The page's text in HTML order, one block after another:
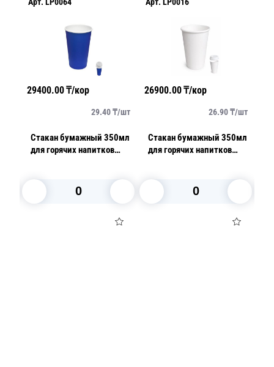
29400.00₸/кор
29.40₸/шт
Стакан бумажный 350мл
для горячих напитков
26900.00₸/кор
26.90₸/шт
Стакан бумажный 350мл
для горячих напитков